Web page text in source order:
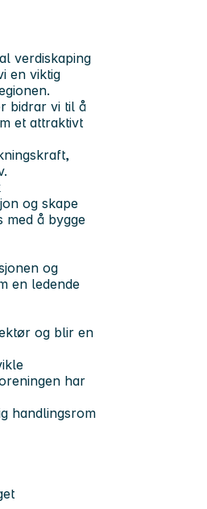
verdiskaping
en viktig
bidrar vi til å
et attraktivt
og skape
med å bygge
og
en ledende
og blir en
har
handlingsrom